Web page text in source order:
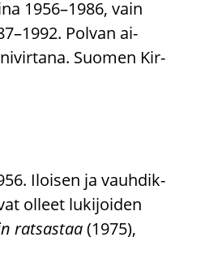
1956–1986, vain
Pol­van ai­
Suo­men Kir­
Iloi­sen ja vauh­dik­
ol­leet lu­ki­joi­den
rat­sas­taa(1975),